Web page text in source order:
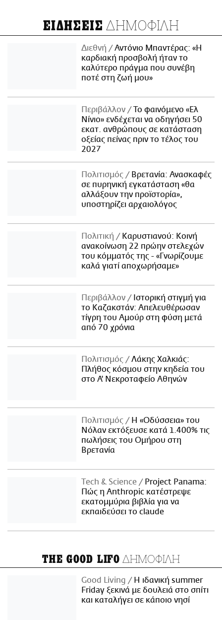
ΕΙΔΗΣΕΙΣ ΔΗΜΟΦΙΛΗ
Διεθνή
Αντόνιο Μπαντέρας: «Η
καρδιακή προσβολή ήταν το
καλύτερο πράγμα που συνέβη
ποτέ στη ζωή μου»
Περιβάλλον
Το φαινόμενο «Ελ
Νίνιο» ενδέχεται να οδηγήσει 50
εκατ. ανθρώπους σε κατάσταση
οξείας πείνας πριν το τέλος του
2027
Πολιτισμός
Βρετανία: Ανασκαφές
σε πυρηνική εγκατάσταση «θα
αλλάξουν την προϊστορία»,
υποστηρίζει αρχαιολόγος
Πολιτική
Καρυστιανού: Κοινή
ανακοίνωση 22 πρώην στελεχών
του κόμματός της - «Γνωρίζουμε
καλά γιατί αποχωρήσαμε»
Περιβάλλον
Ιστορική στιγμή για
το Καζακστάν: Απελευθέρωσαν
τίγρη του Αμούρ στη φύση μετά
από 70 χρόνια
Πολιτισμός
Λάκης Χαλκιάς:
Πλήθος κόσμου στην κηδεία του
στο Α' Νεκροταφείο Αθηνών
Πολιτισμός
Η «Οδύσσεια» του
Νόλαν εκτόξευσε κατά 1.400% τις
πωλήσεις του Ομήρου στη
Βρετανία
Τech & Science
Project Panama:
Πώς η Anthropic κατέστρεψε
εκατομμύρια βιβλία για να
εκπαιδεύσει το claude
THE GOOD LIFO ΔΗΜΟΦΙΛΗ
Good Living
Η ιδανική summer
Friday ξεκινά με δουλειά στο σπίτι
και καταλήγει σε κάποιο νησί